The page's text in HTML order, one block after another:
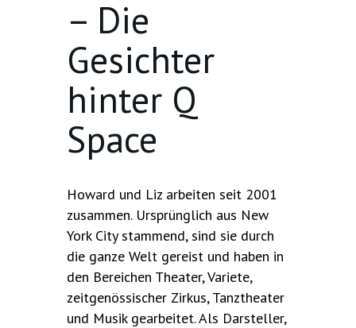
– Die
Gesichter
hinter Q
Space
Howard und Liz arbeiten seit 2001
zusammen. Ursprünglich aus New
York City stammend, sind sie durch
die ganze Welt gereist und haben in
den Bereichen Theater, Variete,
zeitgenössischer Zirkus, Tanztheater
und Musik gearbeitet. Als Darsteller,